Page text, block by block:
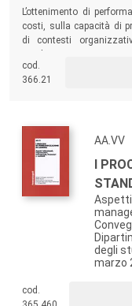
L’ottenimento di
costi, sulla capacità di
di contesti
classi di pratiche
delle alleanze
cod.
366.21
AA.VV
I
degli
marzo
cod.